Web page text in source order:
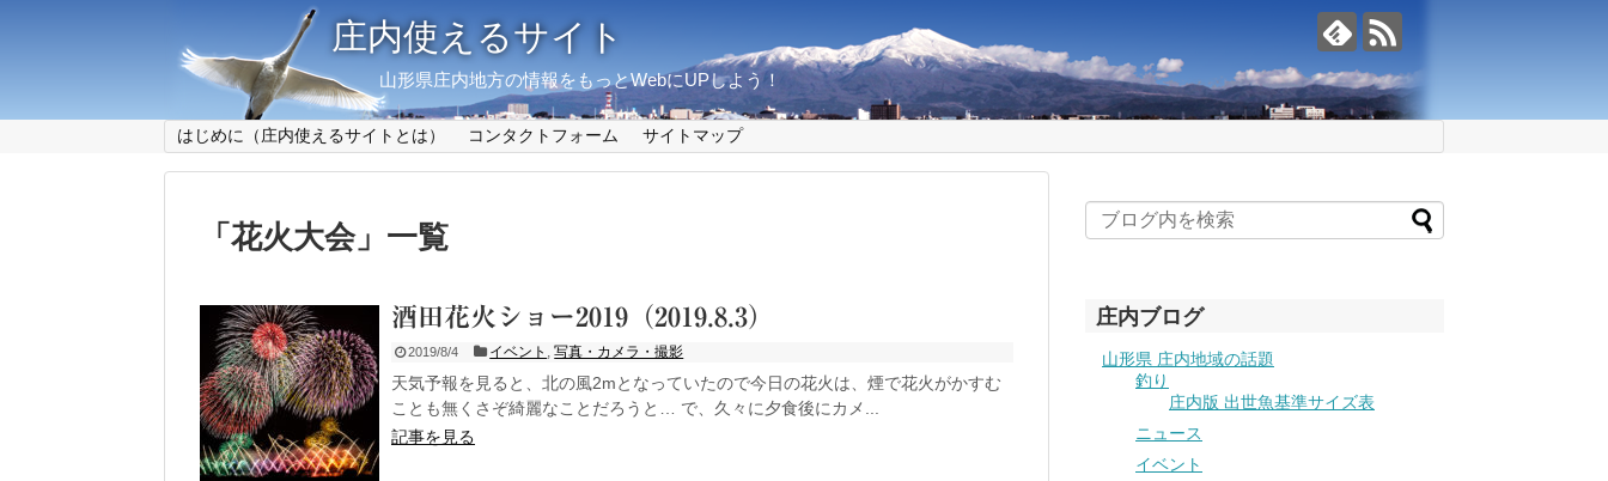
庄内使えるサイト
山形県庄内地方の情報をもっとWebにUPしよう！
はじめに（庄内使えるサイトとは） コンタクトフォーム サイトマップ
「 花火大会」 一覧
酒田花火ショー2019（2019.8.3）
2019/8/4 イベント ,写真・カメラ・撮影
天気予報を見ると、北の風2mとなっていたので今日の花火は、煙で花火がかすむ
ことも無くさぞ綺麗なことだろうと… で、久々に夕食後にカメ...
記事を見る
庄内ブログ
山形県 庄内地域の話題
釣り
庄内版 出世魚基準サイズ表
ニュース
イベント